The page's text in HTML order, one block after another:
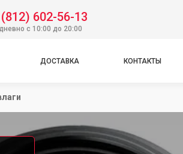
602-56-13
с 10:00 до 20:00
ДОСТАВКА КОНТАКТЫ